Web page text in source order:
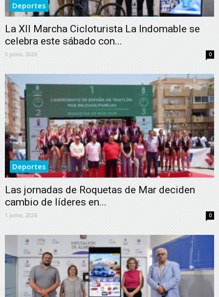
Deportes
La XII Marcha Cicloturista La Indomable se
celebra este sábado con...
3 junio, 2026 0
Deportes
Las jornadas de Roquetas de Mar deciden
cambio de líderes en...
1 junio, 2026 0